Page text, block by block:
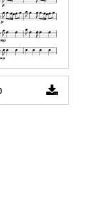
Audio
Player